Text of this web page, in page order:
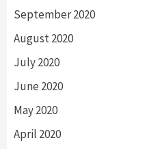
September 2020
August 2020
July 2020
June 2020
May 2020
April 2020